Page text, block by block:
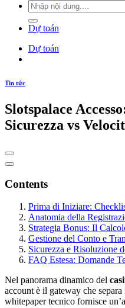
Dự toán
Dự toán
Tin tức
Slotspalace
Sicurezza vs
Contents
Prima di Iniziare:
Anatomia della
Strategia Bonus: Il
Gestione del Conto e
Sicurezza e Risoluzione
FAQ Estesa: Domande
Nel panorama dinamico del
account è il gateway che
whitepaper tecnico fornisce